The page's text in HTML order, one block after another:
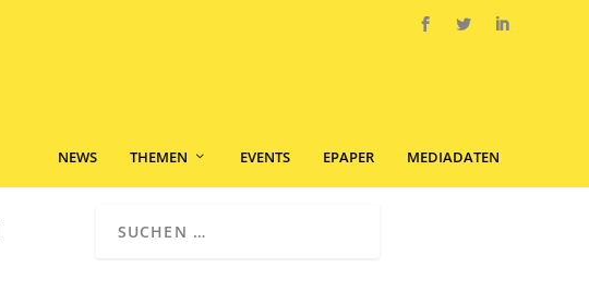
NEWS THEMEN EVENTS EPAPER MEDIADATEN